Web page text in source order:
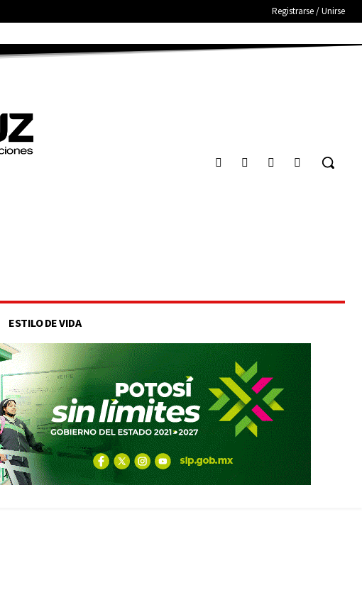
Registrarse / Unirse
ESTILO DE VIDA